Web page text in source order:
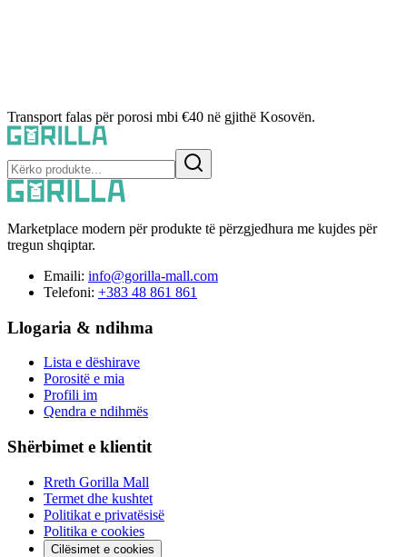
Transport falas për porosi mbi €40 në gjithë Kosovën.
Marketplace modern për produkte të përzgjedhura me kujdes për
tregun shqiptar.
Emaili: info@gorilla-mall.com
Telefoni: +383 48 861 861
Llogaria & ndihma
Lista e dëshirave
Porositë e mia
Profili im
Qendra e ndihmës
Shërbimet e klientit
Rreth Gorilla Mall
Termet dhe kushtet
Politikat e privatësisë
Politika e cookies
Cilësimet e cookies